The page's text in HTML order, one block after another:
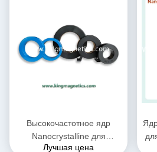
Высокочастотное ядр
Nanocrystalline для
индуктора дроссельной
Лучшая цена